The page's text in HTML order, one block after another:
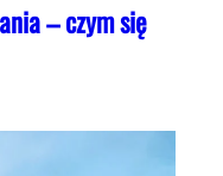
– czym się